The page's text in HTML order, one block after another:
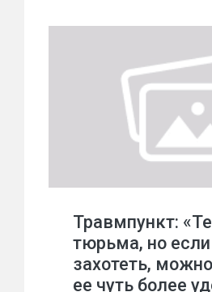
Травмпункт:
тюрьма, но
захотеть,
ее чуть более